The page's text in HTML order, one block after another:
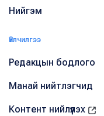
Нийгэм
Үйлчилгээ
Редакцын бодлого
Манай нийтлэгчид
Контент нийлүүлэх